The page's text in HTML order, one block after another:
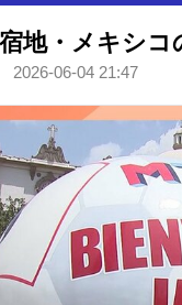
2026-06-04 21:47